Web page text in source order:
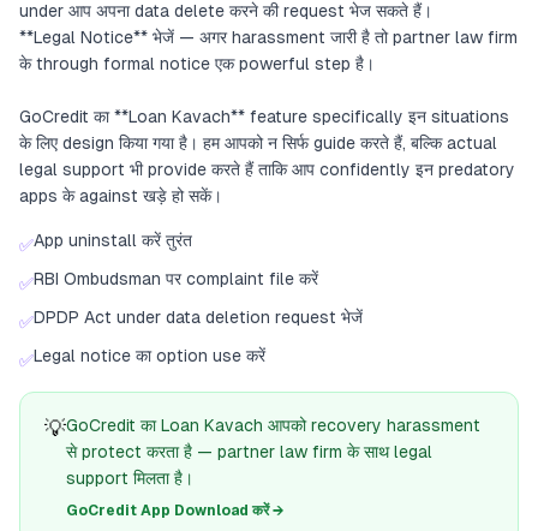
under आप अपना data delete करने की request भेज सकते हैं।
**Legal Notice** भेजें — अगर harassment जारी है तो partner law firm
के through formal notice एक powerful step है।
GoCredit का **Loan Kavach** feature specifically इन situations
के लिए design किया गया है। हम आपको न सिर्फ guide करते हैं, बल्कि actual
legal support भी provide करते हैं ताकि आप confidently इन predatory
apps के against खड़े हो सकें।
✅App uninstall करें तुरंत
✅RBI Ombudsman पर complaint file करें
✅DPDP Act under data deletion request भेजें
✅Legal notice का option use करें
💡GoCredit का Loan Kavach आपको recovery harassment
से protect करता है — partner law firm के साथ legal
support मिलता है।
GoCredit App Download करें →